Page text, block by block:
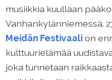
musiikkia kuullaan
Vanhankylänniemessä.
Meidän Festivaalion
kulttuurielämää
joka tunnetaan